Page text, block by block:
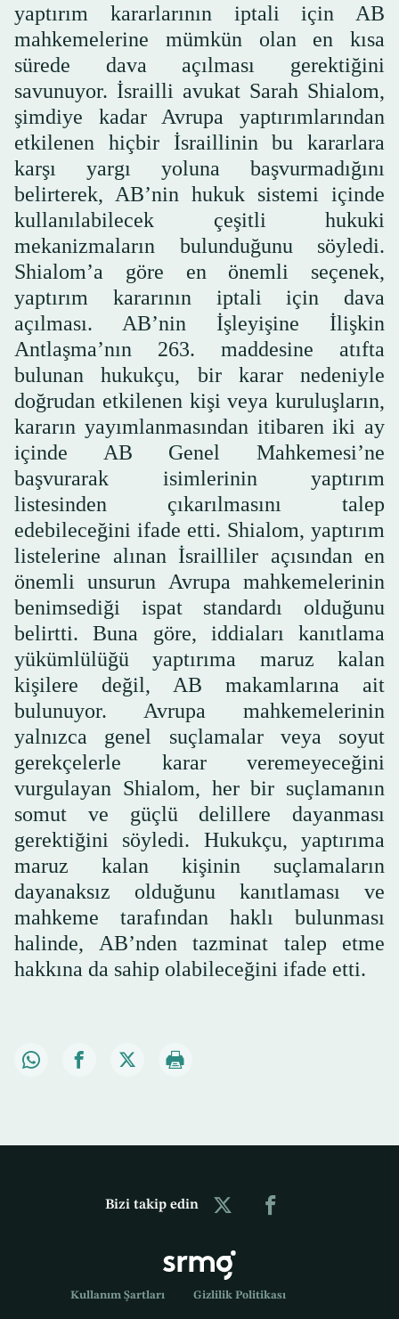
yaptırım kararlarının iptali için AB
mahkemelerine mümkün olan en kısa
sürede dava açılması gerektiğini
savunuyor. İsrailli avukat Sarah Shialom,
şimdiye kadar Avrupa yaptırımlarından
etkilenen hiçbir İsraillinin bu kararlara
karşı yargı yoluna başvurmadığını
belirterek, AB’nin hukuk sistemi içinde
kullanılabilecek çeşitli hukuki
mekanizmaların bulunduğunu söyledi.
Shialom’a göre en önemli seçenek,
yaptırım kararının iptali için dava
açılması. AB’nin İşleyişine İlişkin
Antlaşma’nın 263. maddesine atıfta
bulunan hukukçu, bir karar nedeniyle
doğrudan etkilenen kişi veya kuruluşların,
kararın yayımlanmasından itibaren iki ay
içinde AB Genel Mahkemesi’ne
başvurarak isimlerinin yaptırım
listesinden çıkarılmasını talep
edebileceğini ifade etti. Shialom, yaptırım
listelerine alınan İsrailliler açısından en
önemli unsurun Avrupa mahkemelerinin
benimsediği ispat standardı olduğunu
belirtti. Buna göre, iddiaları kanıtlama
yükümlülüğü yaptırıma maruz kalan
kişilere değil, AB makamlarına ait
bulunuyor. Avrupa mahkemelerinin
yalnızca genel suçlamalar veya soyut
gerekçelerle karar veremeyeceğini
vurgulayan Shialom, her bir suçlamanın
somut ve güçlü delillere dayanması
gerektiğini söyledi. Hukukçu, yaptırıma
maruz kalan kişinin suçlamaların
dayanaksız olduğunu kanıtlaması ve
mahkeme tarafından haklı bulunması
halinde, AB’nden tazminat talep etme
hakkına da sahip olabileceğini ifade etti.
Bizi takip edin
Kullanım Şartları Gizlilik Politikası